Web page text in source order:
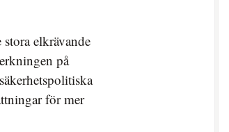
elkrävande
på
för mer